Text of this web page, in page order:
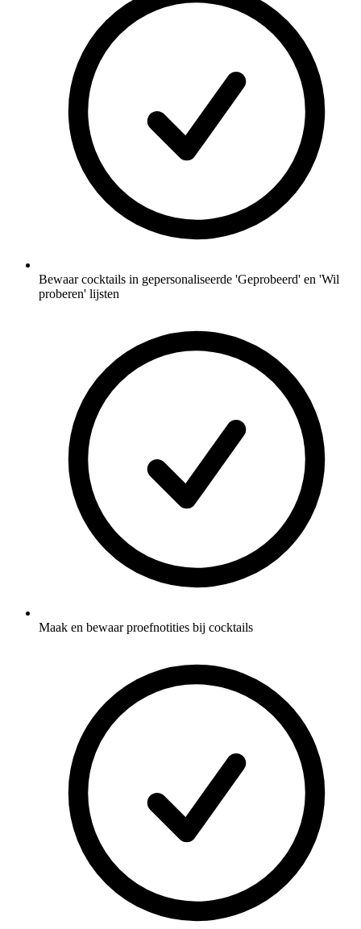
Bewaar cocktails in gepersonaliseerde 'Geprobeerd' en 'Wil
proberen' lijsten
Maak en bewaar proefnotities bij cocktails